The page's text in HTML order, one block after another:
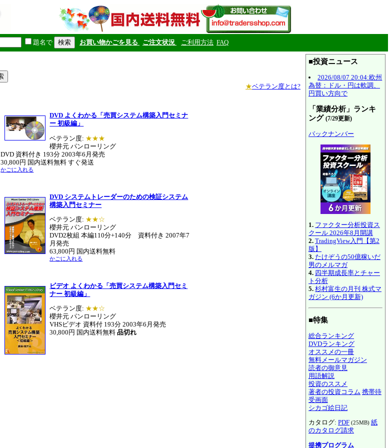
題名で お買い物かごを見る ご注文状況 ご利用方法 FAQ
★ベテラン度とは?
DVD よくわかる「売買システム構築入門セミナ
ー 初級編」
ベテラン度: ★★★
櫻井元 パンローリング
DVD 資料付き 193分 2003年6月発売
30,800円 国内送料無料 すぐ発送
かごに入れる
DVD システムトレーダーのための検証システム
構築入門セミナー
ベテラン度: ★★☆
櫻井元 パンローリング
DVD2枚組 本編110分+140分 資料付き 2007年7
月発売
63,800円 国内送料無料
かごに入れる
ビデオ よくわかる「売買システム構築入門セミ
ナー 初級編」
ベテラン度: ★★☆
櫻井元 パンローリング
VHSビデオ 資料付 193分 2003年6月発売
30,800円 国内送料無料品切れ
■投資ニュース
2026/08/07 20:04:欧州
為替：ドル・円は軟調、
円買い方向で
「業績分析」ランキ
ング (7/29更新)
バックナンバー
1. ファクター分析投資ス
クール 2026年8月開講
2. TradingView入門【第2
版】
3. たけぞうの50億稼いだ
男のメルマガ
4. 四半期成長率とチャー
ト分析
5. 杉村富生の月刊 株式マ
ガジン (6か月更新)
■特集
総合ランキング
DVDランキング
オススメの一冊
無料メールマガジン
読者の御意見
用語解説
投資のススメ
著者の投資コラム 携帯待
受画面
シカゴ絵日記
カタログ: PDF (25MB) 紙
のカタログ請求
提携プログラム